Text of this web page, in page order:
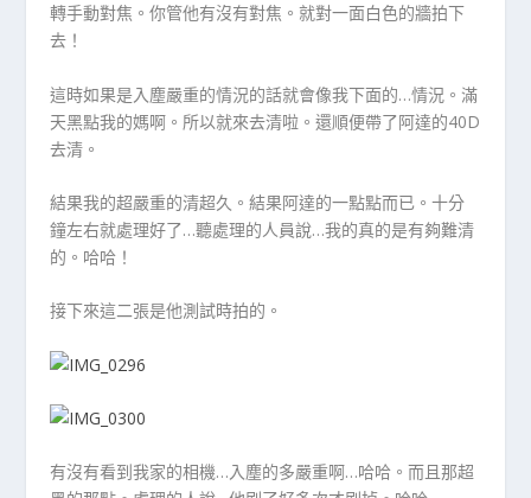
轉手動對焦。你管他有沒有對焦。就對一面白色的牆拍下
去！
這時如果是入塵嚴重的情況的話就會像我下面的…情況。滿
天黑點我的媽啊。所以就來去清啦。還順便帶了阿達的40D
去清。
結果我的超嚴重的清超久。結果阿達的一點點而已。十分
鐘左右就處理好了…聽處理的人員說…我的真的是有夠難清
的。哈哈！
接下來這二張是他測試時拍的。
有沒有看到我家的相機…入塵的多嚴重啊…哈哈。而且那超